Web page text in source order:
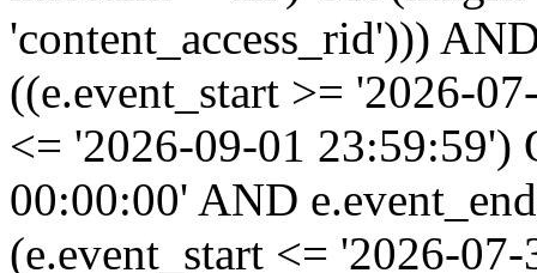
'content_access_rid')))
((e.event_start >= '2026-
<= '2026-09-01 23:59:59')
00:00:00' AND
(e.event_start <= '2026-